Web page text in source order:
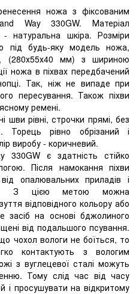
ножа з фіксованим
Way 330GW. Матеріал
натуральна шкіра. Розміри
під будь-яку модель ножа,
(280х55х40 мм) з шириною
ножа в піхвах передбачений
Так, ніж не випаде при
пересування. Також піхви
ремені.
шви рівні, строчки прямі, без
Торець рівно обрізаний і
виробу - коричневий.
330GW є здатність стійко
Після намокання піхви
опалювальних приладів і
З цією метою можна
відповідного кольору або
засіб на основі бджолиного
від подальшого псування.
чохол вологи не боїться, то
контактують з вологим
з вуглецевої сталі можуть
Тому слід час від часу
і просушувати на відкритому